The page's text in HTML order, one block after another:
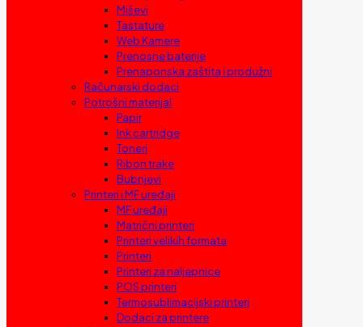
Miševi
Tastature
Web Kamere
Prenosne baterije
Prenaponska zaštita i produžni
Računarski dodaci
Potrošni materijal
Papir
Ink cartridge
Toneri
Ribon trake
Bubnjevi
Printeri i MF uređaji
MF uređaji
Matrični printeri
Printeri velikih formata
Printeri
Printeri za naljepnice
POS printeri
Termosublimacijski printeri
Dodaci za printere